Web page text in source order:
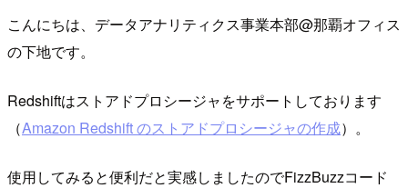
こんにちは、データアナリティクス事業本部@那覇オフィス
の下地です。
Redshiftはストアドプロシージャをサポートしております
（Amazon Redshift のストアドプロシージャの作成）。
使用してみると便利だと実感しましたのでFizzBuzzコード